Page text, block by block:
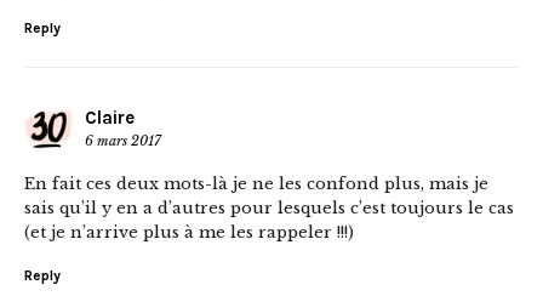
Reply
Claire
6 mars 2017
En fait ces deux mots-là je ne les confond plus, mais je
sais qu’il y en a d’autres pour lesquels c’est toujours le cas
(et je n’arrive plus à me les rappeler !!!)
Reply